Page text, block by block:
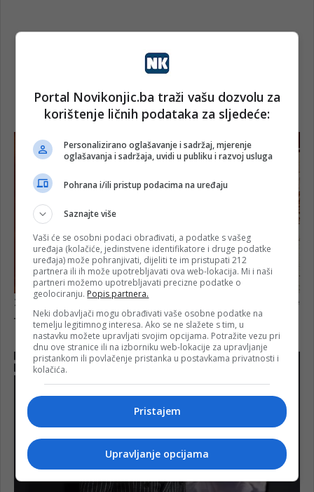
Portal Novikonjic.ba traži vašu dozvolu za
korištenje ličnih podataka za sljedeće:
Personalizirano oglašavanje i sadržaj, mjerenje
oglašavanja i sadržaja, uvidi u publiku i razvoj usluga
Pohrana i/ili pristup podacima na uređaju
Saznajte više
Vaši će se osobni podaci obrađivati, a podatke s vašeg
uređaja (kolačiće, jedinstvene identifikatore i druge podatke
uređaja) može pohranjivati, dijeliti te im pristupati 212
partnera ili ih može upotrebljavati ova web-lokacija. Mi i naši
partneri možemo upotrebljavati precizne podatke o
geolociranju. Popis partnera.
Neki dobavljači mogu obrađivati vaše osobne podatke na
temelju legitimnog interesa. Ako se ne slažete s tim, u
nastavku možete upravljati svojim opcijama. Potražite vezu pri
dnu ove stranice ili na izborniku web-lokacije za upravljanje
pristankom ili povlačenje pristanka u postavkama privatnosti i
kolačića.
Pristajem
Upravljanje opcijama